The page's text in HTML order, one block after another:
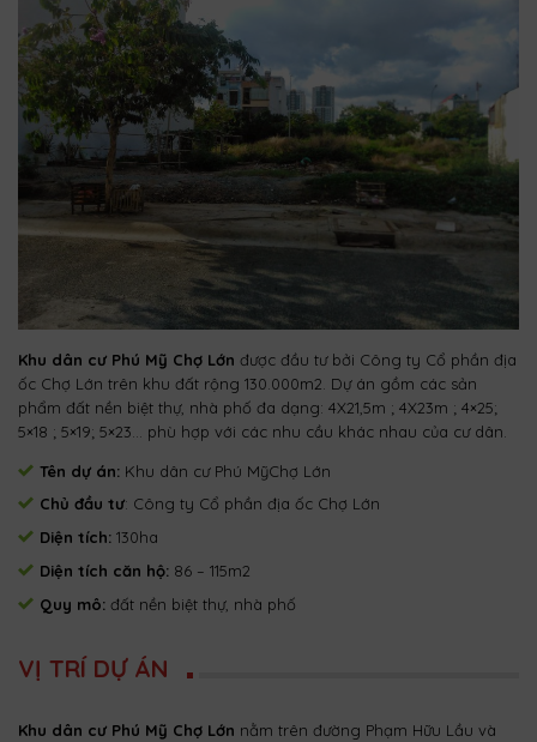
Khu dân cư Phú Mỹ Chợ Lớn được đầu tư bởi Công ty Cổ phần địa
ốc Chợ Lớn trên khu đất rộng 130.000m2. Dự án gồm các sản
phẩm đất nền biệt thự, nhà phố đa dạng: 4X21,5m ; 4X23m ; 4×25;
5×18 ; 5×19; 5×23… phù hợp với các nhu cầu khác nhau của cư dân.
Tên dự án: Khu dân cư Phú MỹChợ Lớn
Chủ đầu tư: Công ty Cổ phần địa ốc Chợ Lớn
Diện tích: 130ha
Diện tích căn hộ: 86 – 115m2
Quy mô: đất nền biệt thự, nhà phố
VỊ TRÍ DỰ ÁN
Khu dân cư Phú Mỹ Chợ Lớn nằm trên đường Phạm Hữu Lầu và